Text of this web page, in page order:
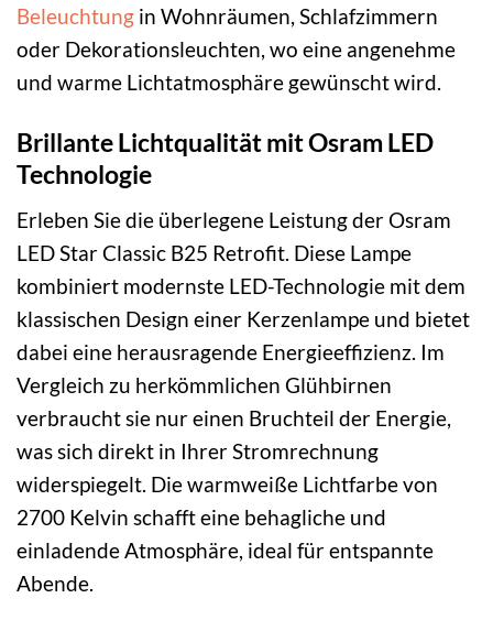
Beleuchtung in Wohnräumen, Schlafzimmern
oder Dekorationsleuchten, wo eine angenehme
und warme Lichtatmosphäre gewünscht wird.
Brillante Lichtqualität mit Osram LED
Technologie
Erleben Sie die überlegene Leistung der Osram
LED Star Classic B25 Retrofit. Diese Lampe
kombiniert modernste LED-Technologie mit dem
klassischen Design einer Kerzenlampe und bietet
dabei eine herausragende Energieeffizienz. Im
Vergleich zu herkömmlichen Glühbirnen
verbraucht sie nur einen Bruchteil der Energie,
was sich direkt in Ihrer Stromrechnung
widerspiegelt. Die warmweiße Lichtfarbe von
2700 Kelvin schafft eine behagliche und
einladende Atmosphäre, ideal für entspannte
Abende.